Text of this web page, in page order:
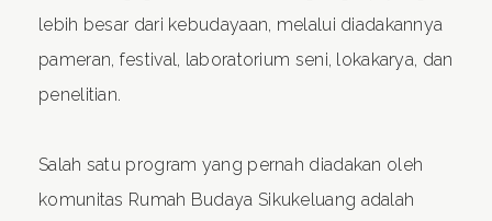
lebih besar dari kebudayaan, melalui diadakannya
pameran, festival, laboratorium seni, lokakarya, dan
penelitian.
Salah satu program yang pernah diadakan oleh
komunitas Rumah Budaya Sikukeluang adalah